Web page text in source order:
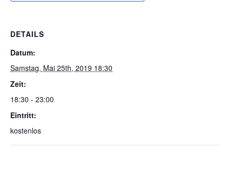
DETAILS
Datum:
Samstag, Mai 25th, 2019 18:30
Zeit:
18:30 - 23:00
Eintritt:
kostenlos